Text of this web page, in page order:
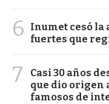
6
Inumet cesó
fuertes que
7
Casi 30 años
que dio origen
famosos de